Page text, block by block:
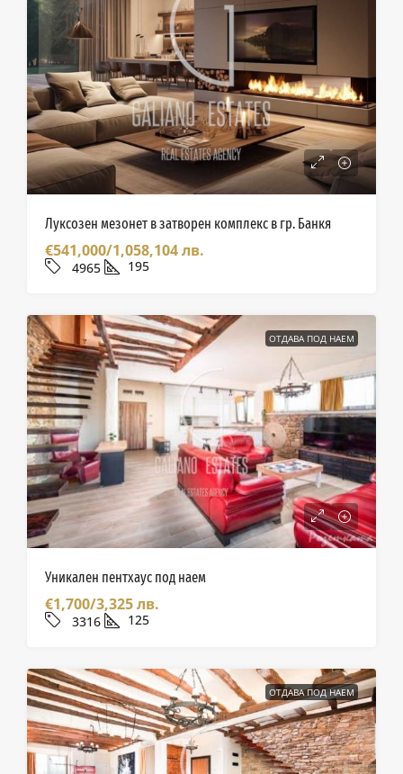
Луксозен мезонет в затворен комплекс в гр. Банкя
€541,000/1,058,104 лв.
4965 195
ОТДАВА ПОД НАЕМ
Уникален пентхаус под наем
€1,700/3,325 лв.
3316 125
ОТДАВА ПОД НАЕМ